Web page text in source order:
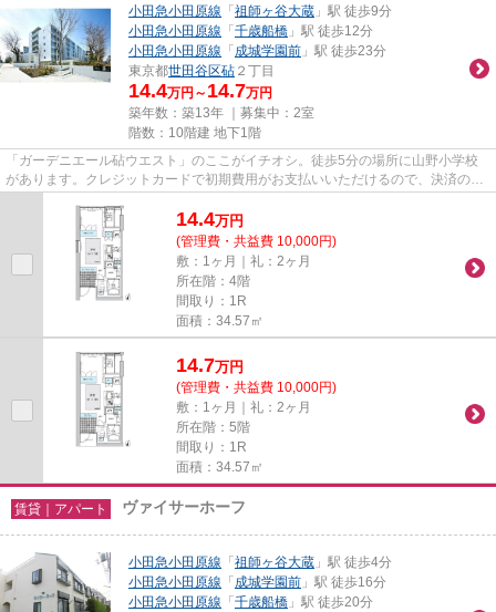
小田急小田原線 「祖師ヶ谷大蔵 」駅 徒歩9分
小田急小田原線 「千歳船橋 」駅 徒歩12分
小田急小田原線 「成城学園前 」駅 徒歩23分
東京都世田谷区砧 ２丁目
14.4万円～ 14.7万円
築年数：築13年 ｜募集中： 2室
階数：10階建 地下1階
「ガーデニエール砧ウエスト」のここがイチオシ。徒歩5分の場所に山野小学校
があります。クレジットカードで初期費用がお支払いいただけるので、決済の手
間が軽減できます。通勤やお出...
14.4万円
(管理費・共益費 10,000円)
敷：1ヶ月｜礼：2ヶ月
所在階：4階
間取り：1R
面積：34.57㎡
14.7万円
(管理費・共益費 10,000円)
敷：1ヶ月｜礼：2ヶ月
所在階：5階
間取り：1R
面積：34.57㎡
賃貸｜アパート ヴァイサーホーフ
小田急小田原線 「祖師ヶ谷大蔵 」駅 徒歩4分
小田急小田原線 「成城学園前 」駅 徒歩16分
小田急小田原線 「千歳船橋 」駅 徒歩20分